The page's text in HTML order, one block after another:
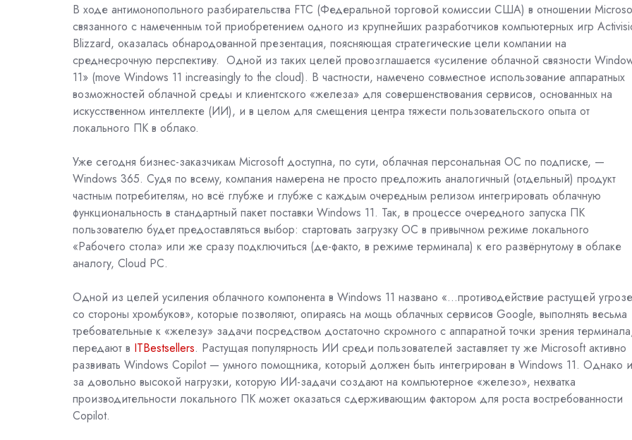
В ходе антимонопольного разбирательства FTC (Федеральной торговой комиссии США) в отношении
связанного с намеченным той приобретением одного из крупнейших разработчиков компьютерных игр
Blizzard, оказалась обнародованной презентация, поясняющая стратегические цели компании на
среднесрочную перспективу. Одной из таких целей провозглашается «усиление облачной связности
11» (move Windows 11 increasingly to the cloud). В частности, намечено совместное использование аппаратных
возможностей облачной среды и клиентского «железа» для совершенствования сервисов, основанных на
искусственном интеллекте (ИИ), и в целом для смещения центра тяжести пользовательского опыта от
локального ПК в облако.
Уже сегодня бизнес-заказчикам Microsoft доступна, по сути, облачная персональная ОС по подписке, —
Windows 365. Судя по всему, компания намерена не просто предложить аналогичный (отдельный) продукт
частным потребителям, но всё глубже и глубже с каждым очередным релизом интегрировать облачную
функциональность в стандартный пакет поставки Windows 11. Так, в процессе очередного запуска ПК
пользователю будет предоставляться выбор: стартовать загрузку ОС в привычном режиме локального
«Рабочего стола» или же сразу подключиться (де-факто, в режиме терминала) к его развёрнутому в облаке
аналогу, Cloud PC.
Одной из целей усиления облачного компонента в Windows 11 названо «...противодействие растущей угрозе
со стороны хромбуков», которые позволяют, опираясь на мощь облачных сервисов Google, выполнять весьма
требовательные к «железу» задачи посредством достаточно скромного с аппаратной точки зрения
передают в ITBestsellers. Растущая популярность ИИ среди пользователей заставляет ту же Microsoft активно
развивать Windows Copilot — умного помощника, который должен быть интегрирован в Windows 11. Однако
за довольно высокой нагрузки, которую ИИ-задачи создают на компьютерное «железо», нехватка
производительности локального ПК может оказаться сдерживающим фактором для роста востребованности
Copilot.